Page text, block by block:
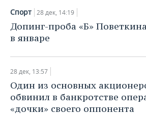
ONLINE-КОНФЕРЕНЦИИ
ХОККЕЙ
ВОЛЕЙБОЛ
КИБЕРСПОРТ
ВЛАСТЬ
ИСТОРИЯ
КУЛЬТУРА
ФОТОГАЛЕРЕЯ
СЮЖЕТЫ
СПИСОК ПЕРСОН
СПИСОК КОМПАНИЙ
ПОЛНАЯ ВЕРСИЯ
Спорт 28 дек, 14:19
Допинг-проба «Б»
в январе
28 дек, 13:57
Один из основных
обвинил в банкротстве
«дочки» своего оппонента